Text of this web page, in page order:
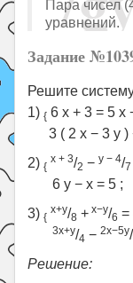
Пара чисел
уравнений.
Задание
Решите
1) { 6 x + 3 = 5 x
3 ( 2 x − 3 y )
2) {
x + 3/2 −y − 4/7
6 y − x = 5 ;
3) {
x+y/8 + x−y/6 =
3x+y/4 −2x−5y/
Решение: